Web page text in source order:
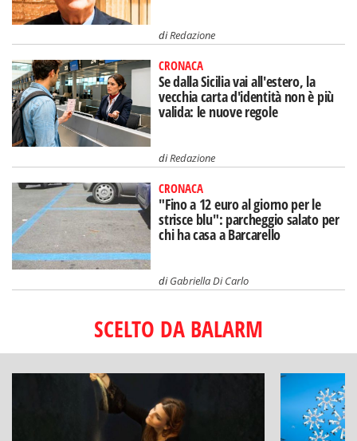
diRedazione
CRONACA
Se dalla Sicilia vai all'estero, la
vecchia carta d'identità non è più
valida: le nuove regole
diRedazione
CRONACA
"Fino a 12 euro al giorno per le
strisce blu": parcheggio salato per
chi ha casa a Barcarello
diGabriella Di Carlo
SCELTO DA BALARM